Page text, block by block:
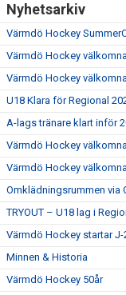
Nyhetsarkiv
Värmdö Hockey
Värmdö Hockey
Värmdö Hockey
U18 Klara för Regional
A-lags tränare klart inför
Värmdö Hockey
Värmdö Hockey
Omklädningsrummen via
TRYOUT – U18 lag i
Värmdö Hockey startar
Minnen & Historia
Värmdö Hockey 50år